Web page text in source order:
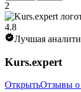
2
4.8
Лучшая
Kurs.expert
ОткрытьОтзывы о